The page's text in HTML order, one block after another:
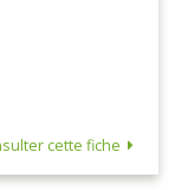
cette fiche